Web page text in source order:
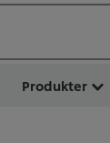
Produkter